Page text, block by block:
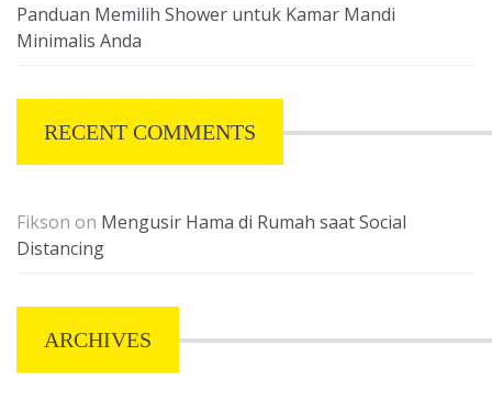
Panduan Memilih Shower untuk Kamar Mandi
Minimalis Anda
RECENT COMMENTS
Fikson on Mengusir Hama di Rumah saat Social
Distancing
ARCHIVES